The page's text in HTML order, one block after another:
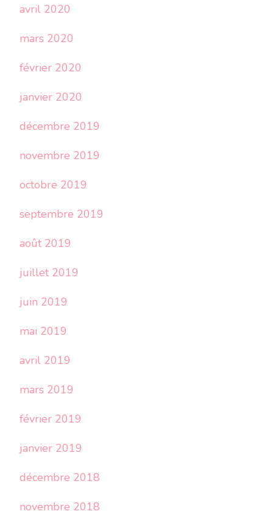
avril 2020
mars 2020
février 2020
janvier 2020
décembre 2019
novembre 2019
octobre 2019
septembre 2019
août 2019
juillet 2019
juin 2019
mai 2019
avril 2019
mars 2019
février 2019
janvier 2019
décembre 2018
novembre 2018